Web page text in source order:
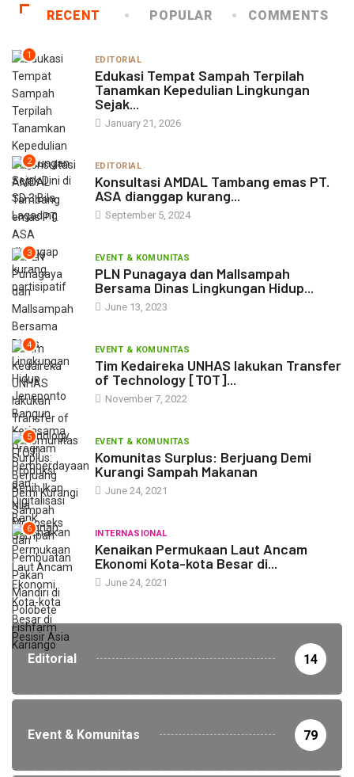
RECENT POPULAR COMMENTS
1 EDITORIAL
Edukasi Tempat Sampah Terpilah
Tanamkan Kepedulian Lingkungan
Sejak...
January 21, 2026
2 EDITORIAL
Konsultasi AMDAL Tambang emas PT.
ASA dianggap kurang...
September 5, 2024
3 EVENT & KOMUNITAS
PLN Punagaya dan Mallsampah
Bersama Dinas Lingkungan Hidup...
June 13, 2023
4 EVENT & KOMUNITAS
Tim Kedaireka UNHAS lakukan Transfer
of Technology [TOT]...
November 7, 2022
5 EVENT & KOMUNITAS
Komunitas Surplus: Berjuang Demi
Kurangi Sampah Makanan
June 24, 2021
6 INTERNASIONAL
Kenaikan Permukaan Laut Ancam
Ekonomi Kota-kota Besar di...
June 24, 2021
Editorial 14
Event & Komunitas 79